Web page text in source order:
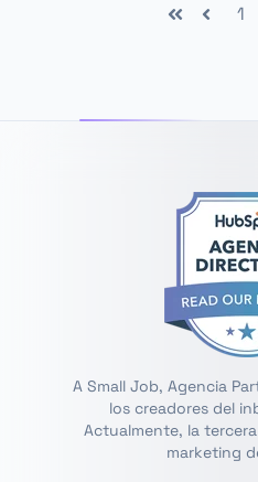
PrimeraAnterior
1
A Small Job, Agencia
los creadores del
Actualmente, la
marketing